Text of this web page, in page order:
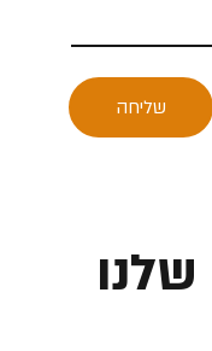
שליחה